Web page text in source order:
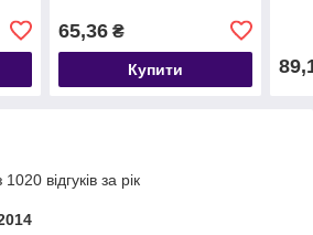
65,36₴
Купити
відгуків за рік